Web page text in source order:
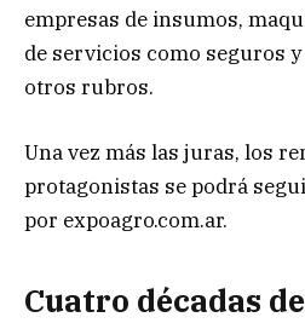
empresas de insumos,
de servicios como seguros
otros rubros.
Una vez más las juras, los
protagonistas se podrá
por expoagro.com.ar.
Cuatro décadas